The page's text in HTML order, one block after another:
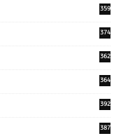
359
374
362
364
392
387